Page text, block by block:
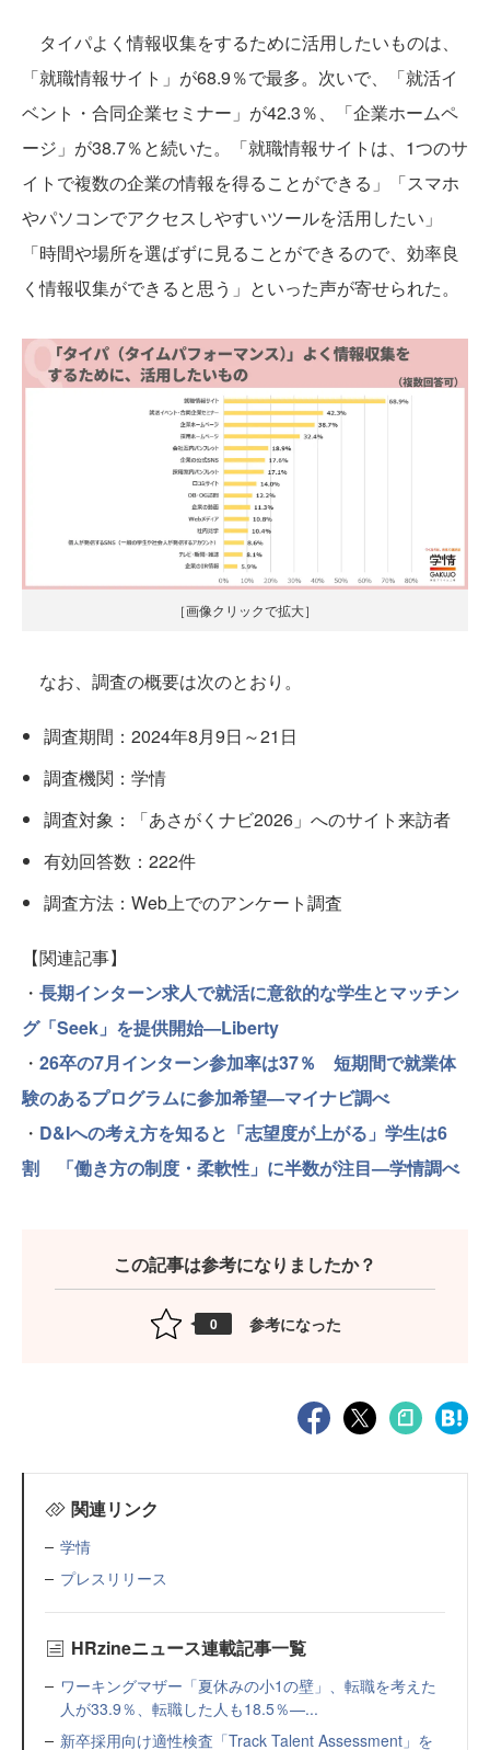
タイパよく情報収集をするために活用したいものは、
「就職情報サイト」が68.9％で最多。次いで、「就活イ
ベント・合同企業セミナー」が42.3％、「企業ホームペ
ージ」が38.7％と続いた。「就職情報サイトは、1つのサ
イトで複数の企業の情報を得ることができる」「スマホ
やパソコンでアクセスしやすいツールを活用したい」
「時間や場所を選ばずに見ることができるので、効率良
く情報収集ができると思う」といった声が寄せられた。
［画像クリックで拡大］
なお、調査の概要は次のとおり。
調査期間：2024年8月9日～21日
調査機関：学情
調査対象：「あさがくナビ2026」へのサイト来訪者
有効回答数：222件
調査方法：Web上でのアンケート調査
【関連記事】
・ 長期インターン求人で就活に意欲的な学生とマッチン
グ「Seek」を提供開始—Liberty
・ 26卒の7月インターン参加率は37％ 短期間で就業体
験のあるプログラムに参加希望—マイナビ調べ
・ D&Iへの考え方を知ると「志望度が上がる」学生は6
割 「働き⽅の制度・柔軟性」に半数が注目—学情調べ
この記事は参考になりましたか？
0 参考になった
関連リンク
学情
プレスリリース
HRzineニュース連載記事一覧
ワーキングマザー「夏休みの小1の壁」、転職を考えた
人が33.9％、転職した人も18.5％—...
新卒採用向け適性検査「Track Talent Assessment」を